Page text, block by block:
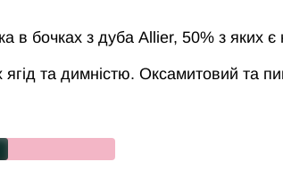
в бочках з дуба Allier, 50% з яких
та димністю. Оксамитовий та